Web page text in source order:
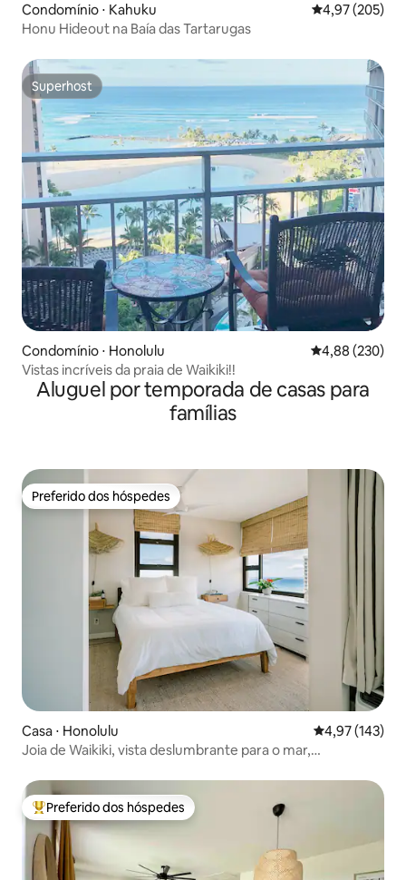
Condomínio ⋅ Kahuku 4,97 de uma
4,97 (205)
Honu Hideout na Baía das Tartarugas
Superhost
Superhost
Condomínio ⋅ Honolulu 4,88 de uma
4,88 (230)
Vistas incríveis da praia de Waikiki!!
Aluguel por temporada de casas para
famílias
Preferido dos hóspedes
Preferido dos hóspedes
Casa ⋅ Honolulu 4,97 de uma
4,97 (143)
Joia de Waikiki, vista deslumbrante para o mar,
Entre os melhores preferidos dos hóspedes
Preferido dos hóspedes